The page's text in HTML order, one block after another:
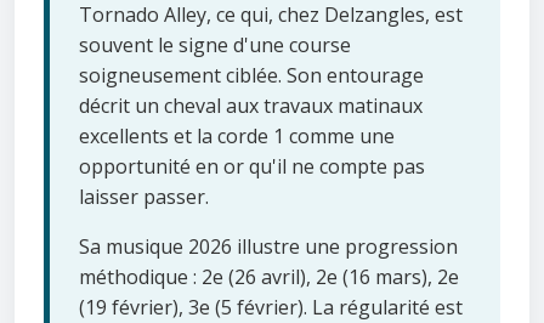
Tornado Alley, ce qui, chez Delzangles, est
souvent le signe d'une course
soigneusement ciblée. Son entourage
décrit un cheval aux travaux matinaux
excellents et la corde 1 comme une
opportunité en or qu'il ne compte pas
laisser passer.
Sa musique 2026 illustre une progression
méthodique : 2e (26 avril), 2e (16 mars), 2e
(19 février), 3e (5 février). La régularité est